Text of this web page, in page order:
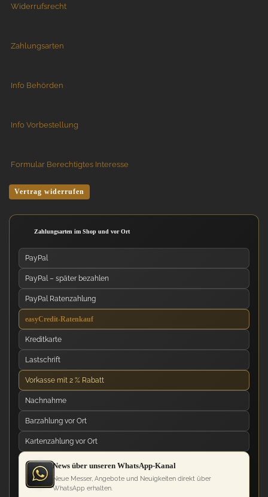
Widerrufsrecht
Zahlungsarten
Info Behörden
Info Vorbestellung
Formular Berechtigtes Interesse
Vertrag widerrufen
Zahlungsarten im Shop und vor Ort
PayPal
PayPal – später bezahlen
PayPal Ratenzahlung
easyCredit-Ratenkauf
Kreditkarte
Lastschrift
Vorkasse mit 2 % Rabatt
Nachnahme
Barzahlung vor Ort
Kartenzahlung vor Ort
News über unseren WhatsApp-Kanal
Neue Messer, Angebote und Neuigkeiten direkt über
WhatsApp erhalten.